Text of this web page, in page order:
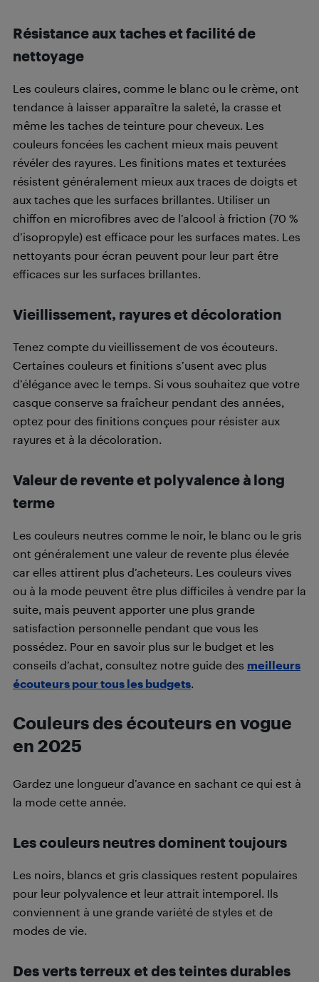
Résistance aux taches et facilité de
nettoyage
Les couleurs claires, comme le blanc ou le crème, ont
tendance à laisser apparaître la saleté, la crasse et
même les taches de teinture pour cheveux. Les
couleurs foncées les cachent mieux mais peuvent
révéler des rayures. Les finitions mates et texturées
résistent généralement mieux aux traces de doigts et
aux taches que les surfaces brillantes. Utiliser un
chiffon en microfibres avec de l’alcool à friction (70 %
d’isopropyle) est efficace pour les surfaces mates. Les
nettoyants pour écran peuvent pour leur part être
efficaces sur les surfaces brillantes.
Vieillissement, rayures et décoloration
Tenez compte du vieillissement de vos écouteurs.
Certaines couleurs et finitions s’usent avec plus
d’élégance avec le temps. Si vous souhaitez que votre
casque conserve sa fraîcheur pendant des années,
optez pour des finitions conçues pour résister aux
rayures et à la décoloration.
Valeur de revente et polyvalence à long
terme
Les couleurs neutres comme le noir, le blanc ou le gris
ont généralement une valeur de revente plus élevée
car elles attirent plus d’acheteurs. Les couleurs vives
ou à la mode peuvent être plus difficiles à vendre par la
suite, mais peuvent apporter une plus grande
satisfaction personnelle pendant que vous les
possédez. Pour en savoir plus sur le budget et les
conseils d’achat, consultez notre guide des meilleurs
écouteurs pour tous les budgets.
Couleurs des écouteurs en vogue
en 2025
Gardez une longueur d’avance en sachant ce qui est à
la mode cette année.
Les couleurs neutres dominent toujours
Les noirs, blancs et gris classiques restent populaires
pour leur polyvalence et leur attrait intemporel. Ils
conviennent à une grande variété de styles et de
modes de vie.
Des verts terreux et des teintes durables